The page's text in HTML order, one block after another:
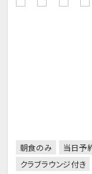
朝食のみ 当日予
クラブラウンジ付き